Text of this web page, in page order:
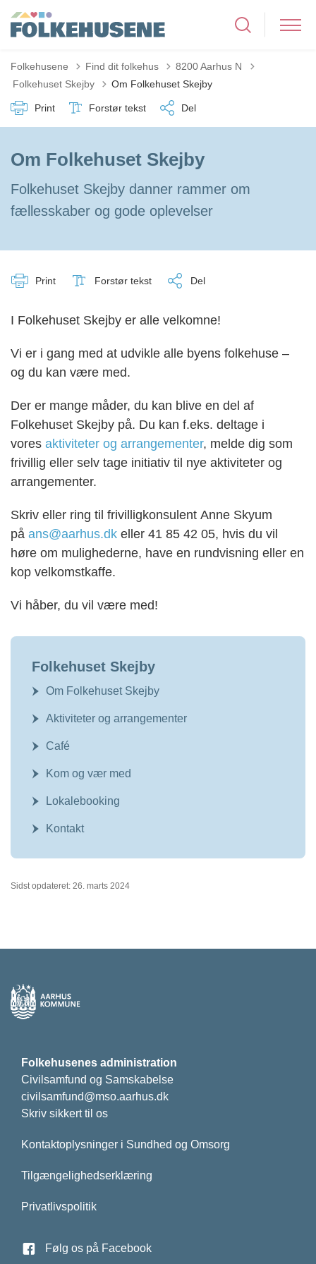
Folkehusene Find dit folkehus
8200 Aarhus N
Tilbage til
Folkehuset Skejby Om Folkehuset Skejby
Print Forstør tekst Del
Om Folkehuset Skejby
Folkehuset Skejby danner rammer om
fællesskaber og gode oplevelser
Print Forstør tekst Del
I Folkehuset Skejby er alle velkomne!
Vi er i gang med at udvikle alle byens folkehuse –
og du kan være med.
Der er mange måder, du kan blive en del af
Folkehuset Skejby på. Du kan f.eks. deltage i
vores aktiviteter og arrangementer, melde dig som
frivillig eller selv tage initiativ til nye aktiviteter og
arrangementer.
Skriv eller ring til frivilligkonsulent Anne Skyum
på ans@aarhus.dk eller 41 85 42 05, hvis du vil
høre om mulighederne, have en rundvisning eller en
kop velkomstkaffe.
Vi håber, du vil være med!
Folkehuset Skejby
Om Folkehuset Skejby
Aktiviteter og arrangementer
Café
Kom og vær med
Lokalebooking
Kontakt
Sidst opdateret: 26. marts 2024
Folkehusenes administration
Civilsamfund og Samskabelse
civilsamfund@mso.aarhus.dk
Skriv sikkert til os
Kontaktoplysninger i Sundhed og Omsorg
Tilgængelighedserklæring
Privatlivspolitik
Følg os på Facebook